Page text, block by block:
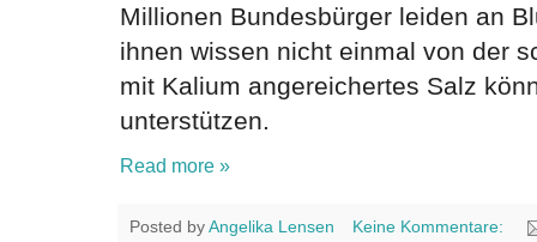
Millionen Bundesbürger leiden an
ihnen wissen nicht einmal von der
mit Kalium angereichertes Salz
unterstützen.
Read more »
Posted byAngelika Lensen
Keine Kommentare: